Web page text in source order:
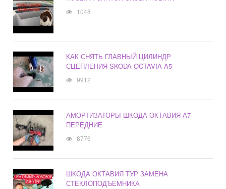
1048
КАК СНЯТЬ ГЛАВНЫЙ ЦИЛИНДР
СЦЕПЛЕНИЯ SKODA OCTAVIA A5
9912
АМОРТИЗАТОРЫ ШКОДА ОКТАВИЯ А7
ПЕРЕДНИЕ
8776
ШКОДА ОКТАВИЯ ТУР ЗАМЕНА
СТЕКЛОПОДЪЕМНИКА